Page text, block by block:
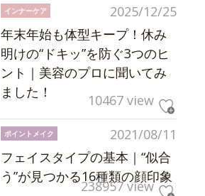
2025/12/25
インナーケア
年末年始も体型キープ！休み
明けの“ドキッ”を防ぐ3つのヒ
ント｜美容のプロに聞いてみ
ました！
10467 view
2021/08/11
ポイントメイク
フェイスタイプの基本｜“似合
う”が見つかる16種類の顔印象
238957 view